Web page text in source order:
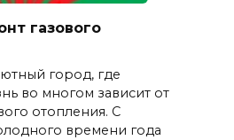
газового
город, где
во многом зависит от
отопления. С
времени года